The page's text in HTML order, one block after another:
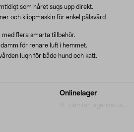
Onlinelager
som håret sugs upp direkt.
och klippmaskin för enkel pälsvård
med flera smarta tillbehör.
för renare luft i hemmet.
lugn för både hund och katt.